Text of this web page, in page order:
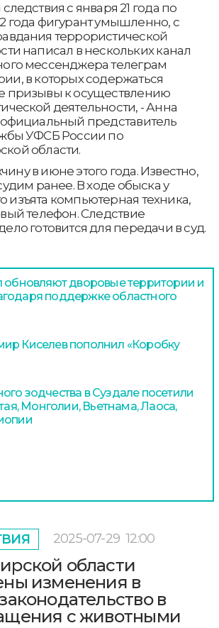
с января 21 года по
года фигурант умышленно, с
террористической
написал в нескольких канал
мессенджера телеграм
в которых содержаться
призывы к осуществлению
деятельности, - Анна
представитель
УФСБ России по
области.
в июне этого года. Известно,
ранее. В ходе обыска у
изъята компьютерная техника,
телефон. Следствие
готовится для передачи в суд.
обновляют дворовые территории и
поддержке областного
Киселев пополнил «Коробку
зодчества в Суздале посетили
Монголии, Вьетнама, Лаоса,
2025-07-29 12:00
области
изменения в
в
с животными